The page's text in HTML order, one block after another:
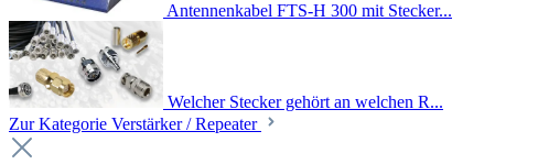
Antennenkabel FTS-H 300 mit Stecker...
Welcher Stecker gehört an welchen R...
Zur Kategorie Verstärker / Repeater